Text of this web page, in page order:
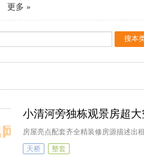
更多 »
小清河旁独栋观景房超
房屋亮点配套齐全精装修房源描述出
天桥
整套